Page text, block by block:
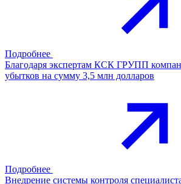
Подробнее
Благодаря экспертам КСК ГРУПП
убытков на сумму 3,5 млн долларов
Подробнее
Внедрение системы контроля